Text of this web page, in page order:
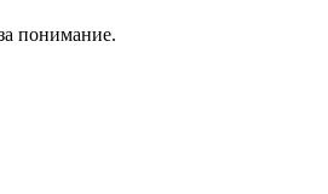
понимание.